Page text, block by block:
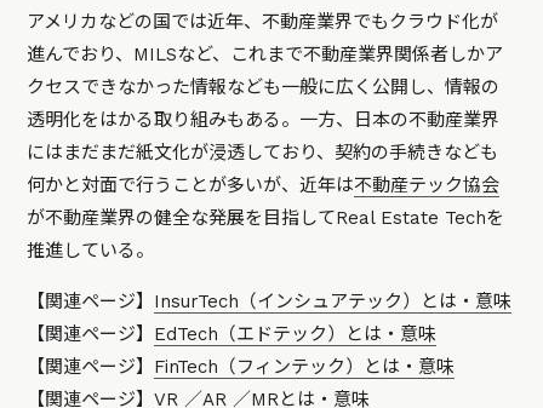
アメリカなどの国では近年、不動産業界でもクラウド化が
進んでおり、MILSなど、これまで不動産業界関係者しかア
クセスできなかった情報なども一般に広く公開し、情報の
透明化をはかる取り組みもある。一方、日本の不動産業界
にはまだまだ紙文化が浸透しており、契約の手続きなども
何かと対面で行うことが多いが、近年は不動産テック協会
が不動産業界の健全な発展を目指してReal Estate Techを
推進している。
【関連ページ】 InsurTech（インシュアテック）とは・意味
【関連ページ】 EdTech（エドテック）とは・意味
【関連ページ】 FinTech（フィンテック）とは・意味
【関連ページ】VR ／AR ／MRとは・意味